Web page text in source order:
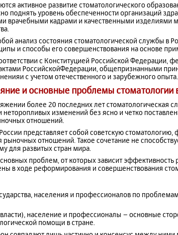
активное развитие стоматологического
поднять уровень обеспеченности организаций
врачебными кадрами и качественными изделиями
анализ состояния стоматологической службы в
и способы его совершенствования на основе
с Конституцией Российской Федерации,
РоссийскойФедерации, общепризнанными
с учетом отечественного и зарубежного опыта.
и основные проблемы стоматологии
более 20 последних лет стоматологическая
неторопливых изменений без ясно и четко
отношений.
представляет собой советскую
отношений. Такое сочетание не
для развитых стран мира.
проблем, от которых зависит эффективность
в ходе реформирования и совершенствования
населения и профессионалов по
власти), население и профессионалы – основные
помощи в стране.